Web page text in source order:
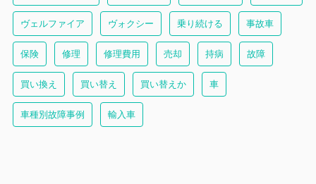
ヴェルファイア ヴォクシー 乗り続ける 事故車
保険 修理 修理費用 売却 持病 故障
買い換え 買い替え 買い替えか 車
車種別故障事例 輸入車